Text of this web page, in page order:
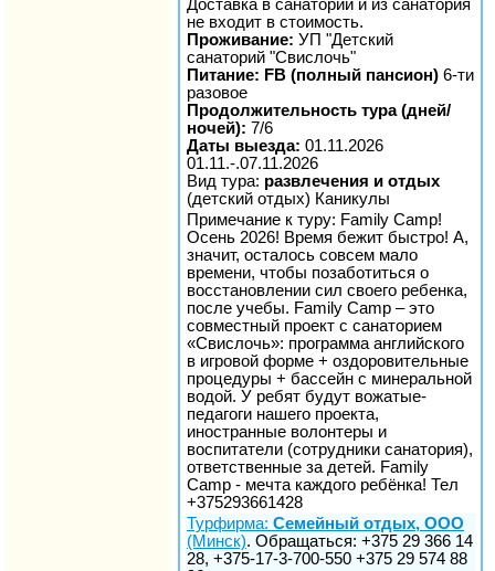
Доставка в санаторий и из санатория
не входит в стоимость.
Проживание: УП "Детский
санаторий "Свислочь"
Питание: FB (полный пансион) 6-ти
разовое
Продолжительность тура (дней/
ночей): 7/6
Даты выезда: 01.11.2026
01.11.-.07.11.2026
Вид тура: развлечения и отдых
(детский отдых) Каникулы
Примечание к туру: Family Camp!
Осень 2026! Время бежит быстро! А,
значит, осталось совсем мало
времени, чтобы позаботиться о
восстановлении сил своего ребенка,
после учебы. Family Camp – это
совместный проект с санаторием
«Свислочь»: программа английского
в игровой форме + оздоровительные
процедуры + бассейн с минеральной
водой. У ребят будут вожатые-
педагоги нашего проекта,
иностранные волонтеры и
воспитатели (сотрудники санатория),
ответственные за детей. Family
Camp - мечта каждого ребёнка! Тел
+375293661428
Турфирма: Семейный отдых, ООО
(Минск). Обращаться: +375 29 366 14
28, +375-17-3-700-550 +375 29 574 88